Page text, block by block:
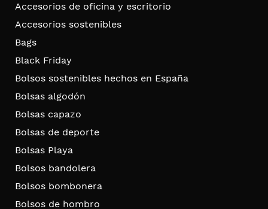
Accesorios de oficina y escritorio
Accesorios sostenibles
Bags
Black Friday
Bolsos sostenibles hechos en España
Bolsas algodón
Bolsas capazo
Bolsas de deporte
Bolsas Playa
Bolsos bandolera
Bolsos bombonera
Bolsos de hombro